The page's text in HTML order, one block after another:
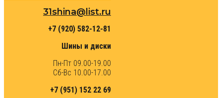
31shina@list.ru
+7 (920) 582-12-81
Шины и диски
Пн-Пт 09.00-19.00
Сб-Вс 10.00-17.00
+7 (951) 152 22 69